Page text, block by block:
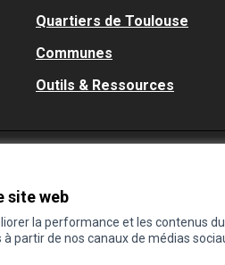
site web
la performance et les contenus
partir de nos canaux de médias
Quartiers de Toulouse
Communes
Outils & Ressources